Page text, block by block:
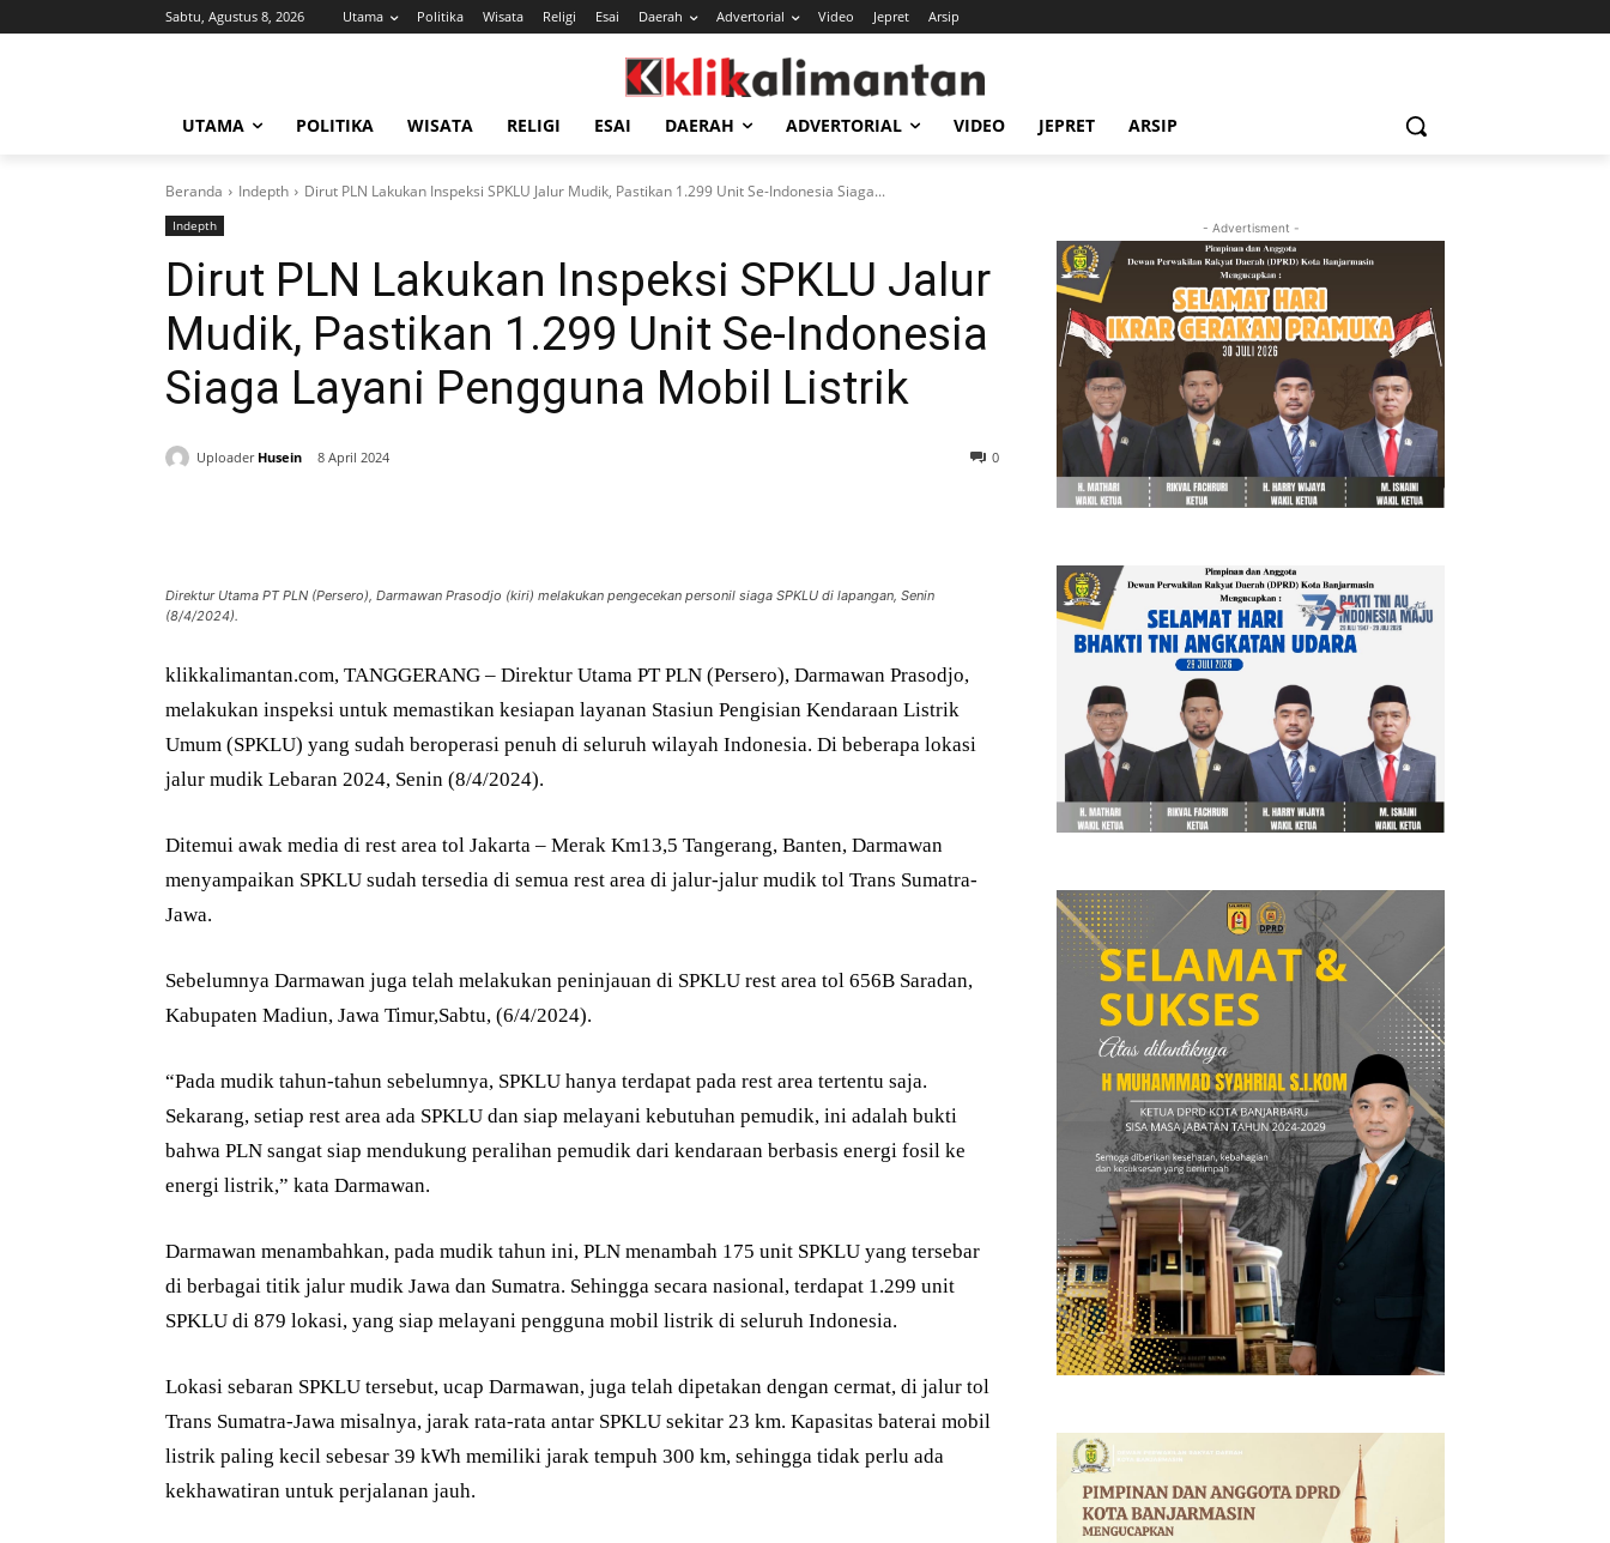
Sabtu, Agustus 8, 2026 Utama Politika Wisata Religi Esai Daerah Advertorial Video Jepret Arsip
UTAMA POLITIKA WISATA RELIGI ESAI DAERAH ADVERTORIAL VIDEO JEPRET ARSIP
Beranda Indepth Dirut PLN Lakukan Inspeksi SPKLU Jalur Mudik, Pastikan 1.299 Unit Se-Indonesia Siaga...
Indepth
Dirut PLN Lakukan Inspeksi SPKLU Jalur
Mudik, Pastikan 1.299 Unit Se-Indonesia
Siaga Layani Pengguna Mobil Listrik
Uploader Husein 8 April 2024 0
Direktur Utama PT PLN (Persero), Darmawan Prasodjo (kiri) melakukan pengecekan personil siaga SPKLU di lapangan, Senin
(8/4/2024).
klikkalimantan.com, TANGGERANG – Direktur Utama PT PLN (Persero), Darmawan Prasodjo,
melakukan inspeksi untuk memastikan kesiapan layanan Stasiun Pengisian Kendaraan Listrik
Umum (SPKLU) yang sudah beroperasi penuh di seluruh wilayah Indonesia. Di beberapa lokasi
jalur mudik Lebaran 2024, Senin (8/4/2024).
Ditemui awak media di rest area tol Jakarta – Merak Km13,5 Tangerang, Banten, Darmawan
menyampaikan SPKLU sudah tersedia di semua rest area di jalur-jalur mudik tol Trans Sumatra-
Jawa.
Sebelumnya Darmawan juga telah melakukan peninjauan di SPKLU rest area tol 656B Saradan,
Kabupaten Madiun, Jawa Timur,Sabtu, (6/4/2024).
“Pada mudik tahun-tahun sebelumnya, SPKLU hanya terdapat pada rest area tertentu saja.
Sekarang, setiap rest area ada SPKLU dan siap melayani kebutuhan pemudik, ini adalah bukti
bahwa PLN sangat siap mendukung peralihan pemudik dari kendaraan berbasis energi fosil ke
energi listrik,” kata Darmawan.
Darmawan menambahkan, pada mudik tahun ini, PLN menambah 175 unit SPKLU yang tersebar
di berbagai titik jalur mudik Jawa dan Sumatra. Sehingga secara nasional, terdapat 1.299 unit
SPKLU di 879 lokasi, yang siap melayani pengguna mobil listrik di seluruh Indonesia.
Lokasi sebaran SPKLU tersebut, ucap Darmawan, juga telah dipetakan dengan cermat, di jalur tol
Trans Sumatra-Jawa misalnya, jarak rata-rata antar SPKLU sekitar 23 km. Kapasitas baterai mobil
listrik paling kecil sebesar 39 kWh memiliki jarak tempuh 300 km, sehingga tidak perlu ada
kekhawatiran untuk perjalanan jauh.
- Advertisment -